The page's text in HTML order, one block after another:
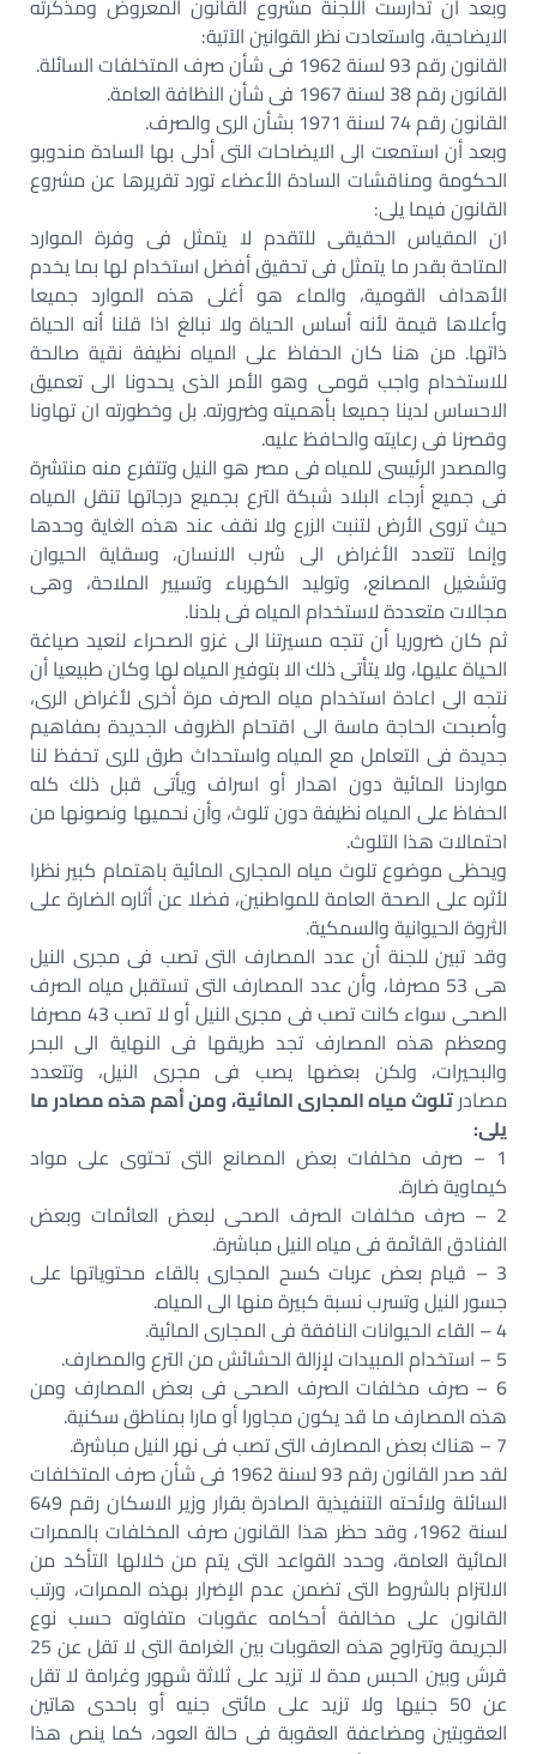
وبعد أن تدارست اللجنة مشروع القانون المعروض ومذكرته
الايضاحية، واستعادت نظر القوانين الآتية:
القانون رقم 93 لسنة 1962 فى شأن صرف المتخلفات السائلة.
القانون رقم 38 لسنة 1967 فى شأن النظافة العامة.
القانون رقم 74 لسنة 1971 بشأن الرى والصرف.
وبعد أن استمعت الى الايضاحات التى أدلى بها السادة مندوبو
الحكومة ومناقشات السادة الأعضاء تورد تقريرها عن مشروع
القانون فيما يلى:
ان المقياس الحقيقى للتقدم لا يتمثل فى وفرة الموارد
المتاحة بقدر ما يتمثل فى تحقيق أفضل استخدام لها بما يخدم
الأهداف القومية، والماء هو أغلى هذه الموارد جميعا
وأعلاها قيمة لأنه أساس الحياة ولا نبالغ اذا قلنا أنه الحياة
ذاتها. من هنا كان الحفاظ على المياه نظيفة نقية صالحة
للاستخدام واجب قومى وهو الأمر الذى يحدونا الى تعميق
الاحساس لدينا جميعا بأهميته وضرورته. بل وخطورته ان تهاونا
وقصرنا فى رعايته والحافظ عليه.
والمصدر الرئيسى للمياه فى مصر هو النيل وتتفرع منه منتشرة
فى جميع أرجاء البلاد شبكة الترع بجميع درجاتها تنقل المياه
حيث تروى الأرض لتنبت الزرع ولا نقف عند هذه الغاية وحدها
وإنما تتعدد الأغراض الى شرب الانسان، وسقاية الحيوان
وتشغيل المصانع، وتوليد الكهرباء وتسيير الملاحة، وهى
مجالات متعددة لاستخدام المياه فى بلدنا.
ثم كان ضروريا أن تتجه مسيرتنا الى غزو الصحراء لنعيد صياغة
الحياة عليها، ولا يتأتى ذلك الا بتوفير المياه لها وكان طبيعيا أن
نتجه الى اعادة استخدام مياه الصرف مرة أخرى لأغراض الرى،
وأصبحت الحاجة ماسة الى اقتحام الظروف الجديدة بمفاهيم
جديدة فى التعامل مع المياه واستحداث طرق للرى تحفظ لنا
مواردنا المائية دون اهدار أو اسراف ويأتى قبل ذلك كله
الحفاظ على المياه نظيفة دون تلوث، وأن نحميها ونصونها من
احتمالات هذا التلوث.
ويحظى موضوع تلوث مياه المجارى المائية باهتمام كبير نظرا
لأثره على الصحة العامة للمواطنين، فضلا عن أثاره الضارة على
الثروة الحيوانية والسمكية.
وقد تبين للجنة أن عدد المصارف التى تصب فى مجرى النيل
هى 53 مصرفا، وأن عدد المصارف التى تستقبل مياه الصرف
الصحى سواء كانت تصب فى مجرى النيل أو لا تصب 43 مصرفا
ومعظم هذه المصارف تجد طريقها فى النهاية الى البحر
والبحيرات، ولكن بعضها يصب فى مجرى النيل، وتتعدد
مصادرتلوث مياه المجارى المائية، ومن أهم هذه مصادر ما
يلى:
1 – صرف مخلفات بعض المصانع التى تحتوى على مواد
كيماوية ضارة.
2 – صرف مخلفات الصرف الصحى لبعض العائمات وبعض
الفنادق القائمة فى مياه النيل مباشرة.
3 – قيام بعض عربات كسح المجارى بالقاء محتوياتها على
جسور النيل وتسرب نسبة كبيرة منها الى المياه.
4 – القاء الحيوانات النافقة فى المجارى المائية.
5 – استخدام المبيدات لإزالة الحشائش من الترع والمصارف.
6 – صرف مخلفات الصرف الصحى فى بعض المصارف ومن
هذه المصارف ما قد يكون مجاورا أو مارا بمناطق سكنية.
7 – هناك بعض المصارف التى تصب فى نهر النيل مباشرة.
لقد صدر القانون رقم 93 لسنة 1962 فى شأن صرف المتخلفات
السائلة ولائحته التنفيذية الصادرة بقرار وزير الاسكان رقم 649
لسنة 1962، وقد حظر هذا القانون صرف المخلفات بالممرات
المائية العامة، وحدد القواعد التى يتم من خلالها التأكد من
الالتزام بالشروط التى تضمن عدم الإضرار بهذه الممرات، ورتب
القانون على مخالفة أحكامه عقوبات متفاوته حسب نوع
الجريمة وتتراوح هذه العقوبات بين الغرامة التى لا تقل عن 25
قرش وبين الحبس مدة لا تزيد على ثلاثة شهور وغرامة لا تقل
عن 50 جنيها ولا تزيد على مائتى جنيه أو باحدى هاتين
العقوبتين ومضاعفة العقوبة فى حالة العود، كما ينص هذا